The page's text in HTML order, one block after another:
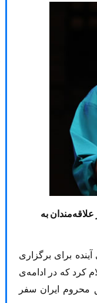
به
برای برگزاری
کرد که در ادامه‌ی
محروم ایران سفر